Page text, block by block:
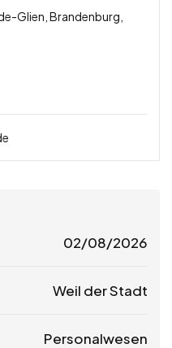
Glien, Brandenburg,
02/08/2026
Weil der Stadt
Personalwesen